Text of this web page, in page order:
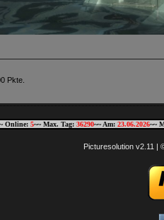
Pkte.
Online: 5~~ Max. Tag: 36290~~ Am: 23.06.2026~~
Picturesolution v2.11 |